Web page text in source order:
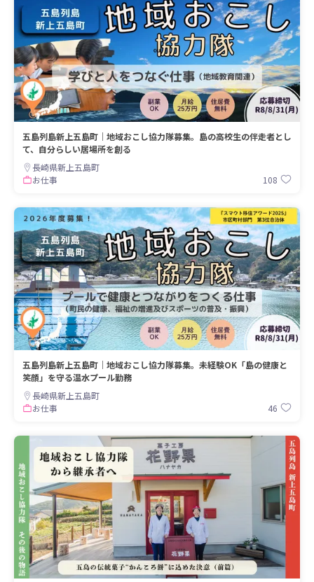
五島列島新上五島町｜地域おこし協力隊募集。島の高校生の伴走者とし
て、自分らしい居場所を創る
長崎県新上五島町
お仕事
108
五島列島新上五島町｜地域おこし協力隊募集。未経験OK「島の健康と
笑顔」を守る温水プール勤務
長崎県新上五島町
お仕事
46